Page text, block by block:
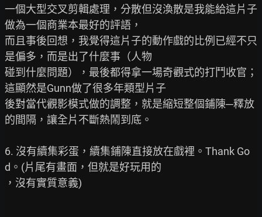
一個大型交叉剪輯處理，分散但沒渙散是我能給這片子
做為一個商業本最好的評語，
而且事後回想，我覺得這片子的動作戲的比例已經不只
是偏多，而是出了什麼事（人物
碰到什麼問題），最後都得拿一場奇觀式的打鬥收官；
這顯然是Gunn做了很多年類型片子
後對當代觀影模式做的調整，就是縮短整個鋪陳─釋放
的間隔，讓全片不斷熱鬧到底。
6. 沒有續集彩蛋，續集鋪陳直接放在戲裡。Thank Go
d。(片尾有畫面，但就是好玩用的
，沒有實質意義)